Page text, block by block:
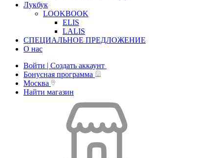
Лукбук
LOOKBOOK
ELIS
LALIS
СПЕЦИАЛЬНОЕ ПРЕДЛОЖЕНИЕ
О нас
Войти | Создать аккаунт
Бонусная программа
Москва
Найти магазин